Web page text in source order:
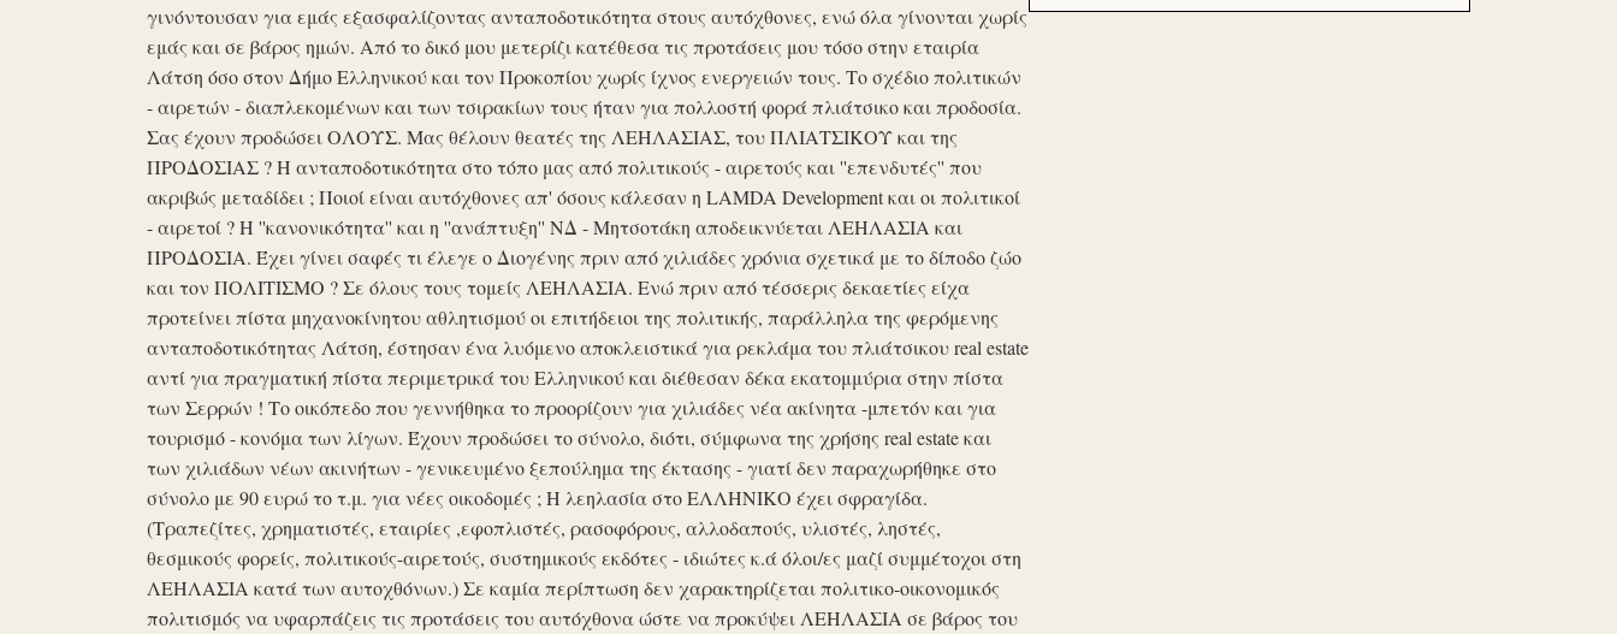
γινόντουσαν για εμάς εξασφαλίζοντας ανταποδοτικότητα στους αυτόχθονες, ενώ όλα γίνονται χωρίς
εμάς και σε βάρος ημών. Από το δικό μου μετερίζι κατέθεσα τις προτάσεις μου τόσο στην εταιρία
Λάτση όσο στον Δήμο Ελληνικού και τον Προκοπίου χωρίς ίχνος ενεργειών τους. Το σχέδιο πολιτικών
- αιρετών - διαπλεκομένων και των τσιρακίων τους ήταν για πολλοστή φορά πλιάτσικο και προδοσία.
Σας έχουν προδώσει ΟΛΟΥΣ. Μας θέλουν θεατές της ΛΕΗΛΑΣΙΑΣ, του ΠΛΙΑΤΣΙΚΟΥ και της
ΠΡΟΔΟΣΙΑΣ ? Η ανταποδοτικότητα στο τόπο μας από πολιτικούς - αιρετούς και ''επενδυτές'' που
ακριβώς μεταδίδει ; Ποιοί είναι αυτόχθονες απ' όσους κάλεσαν η LAMDA Development και οι πολιτικοί
- αιρετοί ? Η ''κανονικότητα'' και η ''ανάπτυξη'' ΝΔ - Μητσοτάκη αποδεικνύεται ΛΕΗΛΑΣΙΑ και
ΠΡΟΔΟΣΙΑ. Έχει γίνει σαφές τι έλεγε ο Διογένης πριν από χιλιάδες χρόνια σχετικά με το δίποδο ζώο
και τον ΠΟΛΙΤΙΣΜΟ ? Σε όλους τους τομείς ΛΕΗΛΑΣΙΑ. Ενώ πριν από τέσσερις δεκαετίες είχα
προτείνει πίστα μηχανοκίνητου αθλητισμού οι επιτήδειοι της πολιτικής, παράλληλα της φερόμενης
ανταποδοτικότητας Λάτση, έστησαν ένα λυόμενο αποκλειστικά για ρεκλάμα του πλιάτσικου real estate
αντί για πραγματική πίστα περιμετρικά του Ελληνικού και διέθεσαν δέκα εκατομμύρια στην πίστα
των Σερρών ! Το οικόπεδο που γεννήθηκα το προορίζουν για χιλιάδες νέα ακίνητα -μπετόν και για
τουρισμό - κονόμα των λίγων. Έχουν προδώσει το σύνολο, διότι, σύμφωνα της χρήσης real estate και
των χιλιάδων νέων ακινήτων - γενικευμένο ξεπούλημα της έκτασης - γιατί δεν παραχωρήθηκε στο
σύνολο με 90 ευρώ το τ.μ. για νέες οικοδομές ; Η λεηλασία στο ΕΛΛΗΝΙΚΟ έχει σφραγίδα.
(Τραπεζίτες, χρηματιστές, εταιρίες ,εφοπλιστές, ρασοφόρους, αλλοδαπούς, υλιστές, ληστές,
θεσμικούς φορείς, πολιτικούς-αιρετούς, συστημικούς εκδότες - ιδιώτες κ.ά όλοι/ες μαζί συμμέτοχοι στη
ΛΕΗΛΑΣΙΑ κατά των αυτοχθόνων.) Σε καμία περίπτωση δεν χαρακτηρίζεται πολιτικο-οικονομικός
πολιτισμός να υφαρπάζεις τις προτάσεις του αυτόχθονα ώστε να προκύψει ΛΕΗΛΑΣΙΑ σε βάρος του